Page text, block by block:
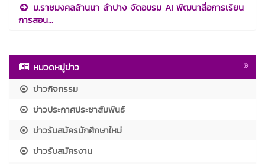
ม.ราชมงคลล้านนา ลำปาง จัดอบรม AI พัฒนาสื่อการเรียน
การสอน...
หมวดหมู่ข่าว
ข่าวกิจกรรม
ข่าวประกาศประชาสัมพันธ์
ข่าวรับสมัครนักศึกษาใหม่
ข่าวรับสมัครงาน